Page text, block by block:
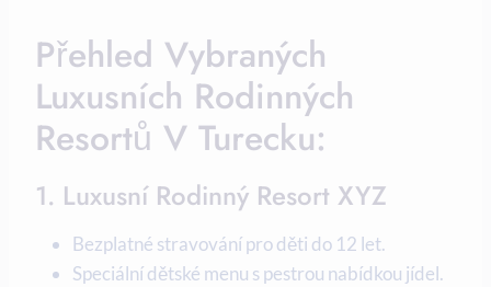
Přehled Vybraných
Luxusních Rodinných
Resortů V Turecku:
1. Luxusní Rodinný Resort XYZ
Bezplatné stravování pro děti do 12 let.
Speciální dětské menu s pestrou nabídkou jídel.